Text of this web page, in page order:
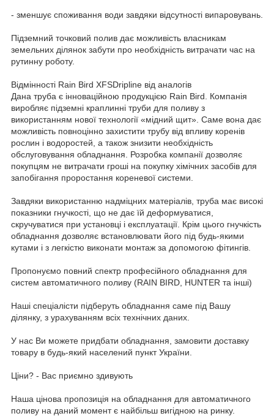
- зменшує споживання води завдяки відсутності випаровувань.
Підземний точковий полив дає можливість власникам
земельних ділянок забути про необхідність витрачати час на
рутинну роботу.
Відмінності Rain Bird XFSDripline від аналогів
Дана труба є інноваційною продукцією Rain Bird. Компанія
виробляє підземні краплинні труби для поливу з
використанням нової технології «мідний щит». Саме вона дає
можливість повноцінно захистити трубу від впливу коренів
рослин і водоростей, а також знизити необхідність
обслуговування обладнання. Розробка компанії дозволяє
покупцям не витрачати гроші на покупку хімічних засобів для
запобігання проростання кореневої системи.
Завдяки використанню надміцних матеріалів, труба має високі
показники гнучкості, що не дає їй деформуватися,
скручуватися при установці і експлуатації. Крім цього гнучкість
обладнання дозволяє встановлювати його під будь-якими
кутами і з легкістю виконати монтаж за допомогою фітингів.
Пропонуємо повний спектр професійного обладнання для
систем автоматичного поливу (RAIN BIRD, HUNTER та інші)
Наші спеціалісти підберуть обладнання саме під Вашу
ділянку, з урахуванням всіх технічних даних.
У нас Ви можете придбати обладнання, замовити доставку
товару в будь-який населений пункт України.
Ціни? - Вас приємно здивують
Наша цінова пропозиція на обладнання для автоматичного
поливу на даний момент є найбільш вигідною на ринку.